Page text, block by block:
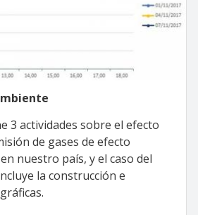
3 actividades sobre el efecto
de gases de efecto
nuestro país, y el caso del
la construcción e